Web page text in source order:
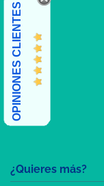
¿Quieres más?
OPINIONES CLIENTES